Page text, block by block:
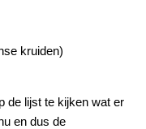
kruiden)
de lijst te kijken wat er
en dus de